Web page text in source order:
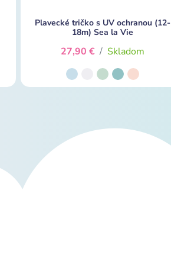
Plavecké tričko s UV ochranou (12-
18m) Sea la Vie
27,90 € / Skladom